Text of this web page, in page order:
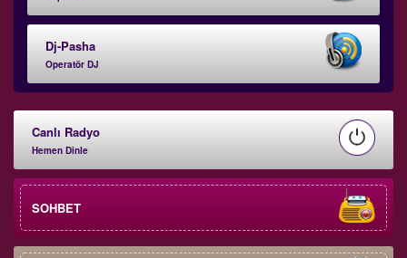
Dj-Pasha
Operatör DJ
Canlı Radyo
Hemen Dinle
SOHBET